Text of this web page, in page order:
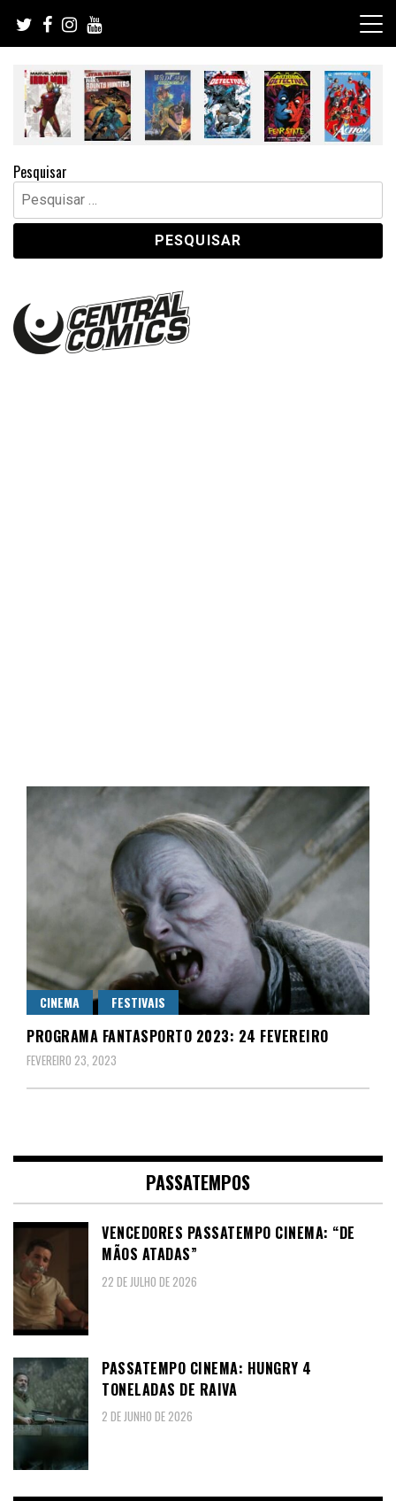
content
Pesquisar
Pesquisar
por:
Central Comics
CINEMA FESTIVAIS
PROGRAMA FANTASPORTO 2023: 24 FEVEREIRO
FEVEREIRO 23, 2023
PASSATEMPOS
VENCEDORES PASSATEMPO CINEMA: “DE
MÃOS ATADAS”
22 DE JULHO DE 2026
PASSATEMPO CINEMA: HUNGRY 4
TONELADAS DE RAIVA
2 DE JUNHO DE 2026